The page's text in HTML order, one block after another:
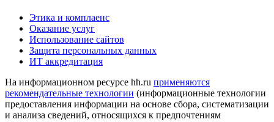
Этика и комплаенс
Оказание услуг
Использование сайтов
Защита персональных данных
ИТ аккредитация
На информационном ресурсе hh.ru применяются
рекомендательные технологии (информационные технологии
предоставления информации на основе сбора, систематизации
и анализа сведений, относящихся к предпочтениям